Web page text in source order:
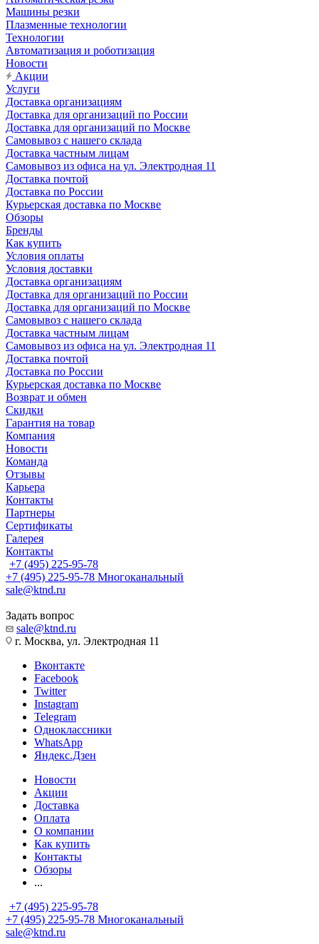
Машины резки
Плазменные технологии
Технологии
Автоматизация и роботизация
Новости
Акции
Услуги
Доставка организациям
Доставка для организаций по России
Доставка для организаций по Москве
Самовывоз с нашего склада
Доставка частным лицам
Самовывоз из офиса на ул. Электродная 11
Доставка почтой
Доставка по России
Курьерская доставка по Москве
Обзоры
Бренды
Как купить
Условия оплаты
Условия доставки
Доставка организациям
Доставка для организаций по России
Доставка для организаций по Москве
Самовывоз с нашего склада
Доставка частным лицам
Самовывоз из офиса на ул. Электродная 11
Доставка почтой
Доставка по России
Курьерская доставка по Москве
Возврат и обмен
Скидки
Гарантия на товар
Компания
Новости
Команда
Отзывы
Карьера
Контакты
Партнеры
Сертификаты
Галерея
Контакты
+7 (495) 225-95-78
+7 (495) 225-95-78 Многоканальный
sale@ktnd.ru
Задать вопрос
sale@ktnd.ru
г. Москва, ул. Электродная 11
Вконтакте
Facebook
Twitter
Instagram
Telegram
Одноклассники
WhatsApp
Яндекс.Дзен
Новости
Акции
Доставка
Оплата
О компании
Как купить
Контакты
Обзоры
...
+7 (495) 225-95-78
+7 (495) 225-95-78 Многоканальный
sale@ktnd.ru